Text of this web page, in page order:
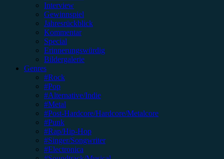
Interview
Gewinnspiel
Jahresrückblick
Kommentar
Special
Erinnerungswürdig
Bildergalerie
Genres
#Rock
#Pop
#Alternative/Indie
#Metal
#Post-Hardcore/Hardcore/Metalcore
#Punk
#Rap/Hip-Hop
#Singer/Songwriter
#Electronica